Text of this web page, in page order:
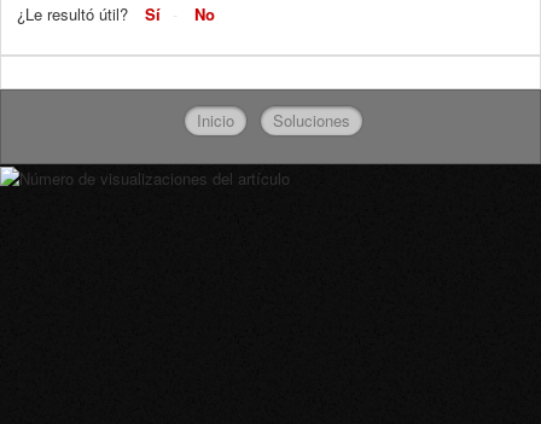
¿Le resultó útil? Sí No
Inicio Soluciones